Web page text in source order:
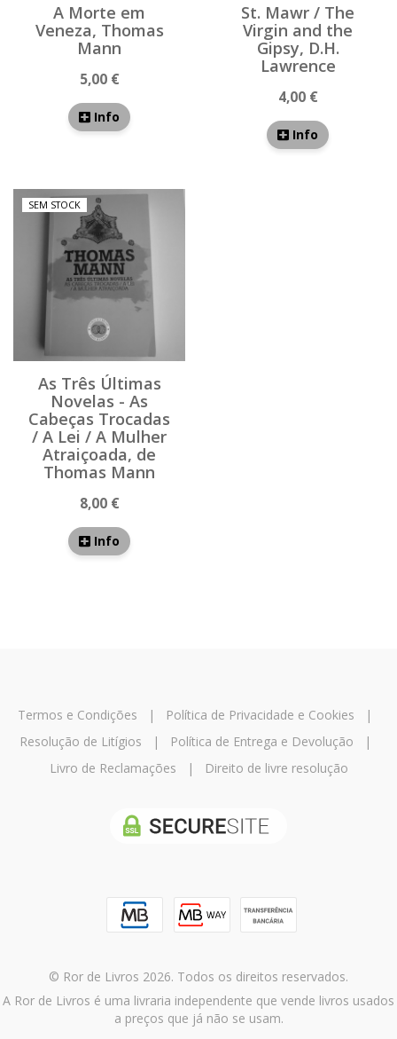
A Morte em
Veneza, Thomas
Mann
5,00 €
Info
St. Mawr / The
Virgin and the
Gipsy, D.H.
Lawrence
4,00 €
Info
SEM STOCK
As Três Últimas
Novelas - As
Cabeças Trocadas
/ A Lei / A Mulher
Atraiçoada, de
Thomas Mann
8,00 €
Info
Termos e Condições | Política de Privacidade e Cookies |
Resolução de Litígios | Política de Entrega e Devolução |
Livro de Reclamações | Direito de livre resolução
© Ror de Livros 2026. Todos os direitos reservados.
A Ror de Livros é uma livraria independente que vende livros usados
a preços que já não se usam.